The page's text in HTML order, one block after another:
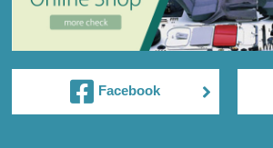
Facebook